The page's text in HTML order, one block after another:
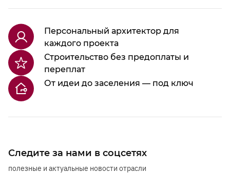
Следите за нами в соцсетях
полезные и актуальные новости отрасли
Персональный архитектор для
каждого проекта
Строительство без предоплаты и
переплат
От идеи до заселения — под ключ